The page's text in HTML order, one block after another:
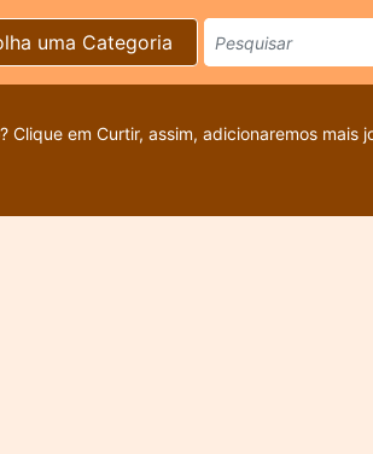
uma Categoria
Clique em Curtir, assim, adicionaremos mais